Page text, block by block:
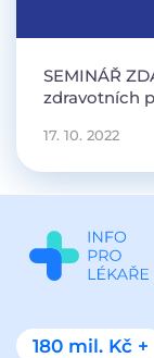
SEMINÁŘ
zdravotních
17. 10. 2022
180 mil. Kč +